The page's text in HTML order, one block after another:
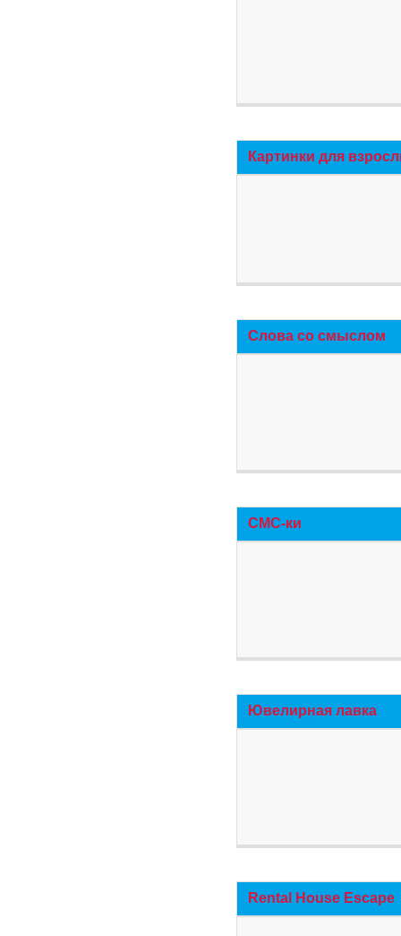
Картинки для
Слова со смыслом
СМС-ки
Ювелирная лавка
Rental House Escape